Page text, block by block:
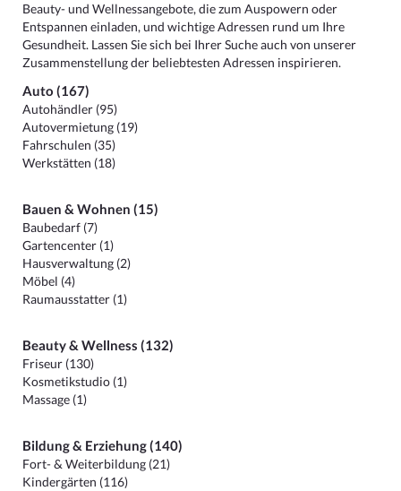
Beauty- und Wellnessangebote, die zum Auspowern oder
Entspannen einladen, und wichtige Adressen rund um Ihre
Gesundheit. Lassen Sie sich bei Ihrer Suche auch von unserer
Zusammenstellung der beliebtesten Adressen inspirieren.
Auto (167)
Autohändler (95)
Autovermietung (19)
Fahrschulen (35)
Werkstätten (18)
Bauen & Wohnen (15)
Baubedarf (7)
Gartencenter (1)
Hausverwaltung (2)
Möbel (4)
Raumausstatter (1)
Beauty & Wellness (132)
Friseur (130)
Kosmetikstudio (1)
Massage (1)
Bildung & Erziehung (140)
Fort- & Weiterbildung (21)
Kindergärten (116)